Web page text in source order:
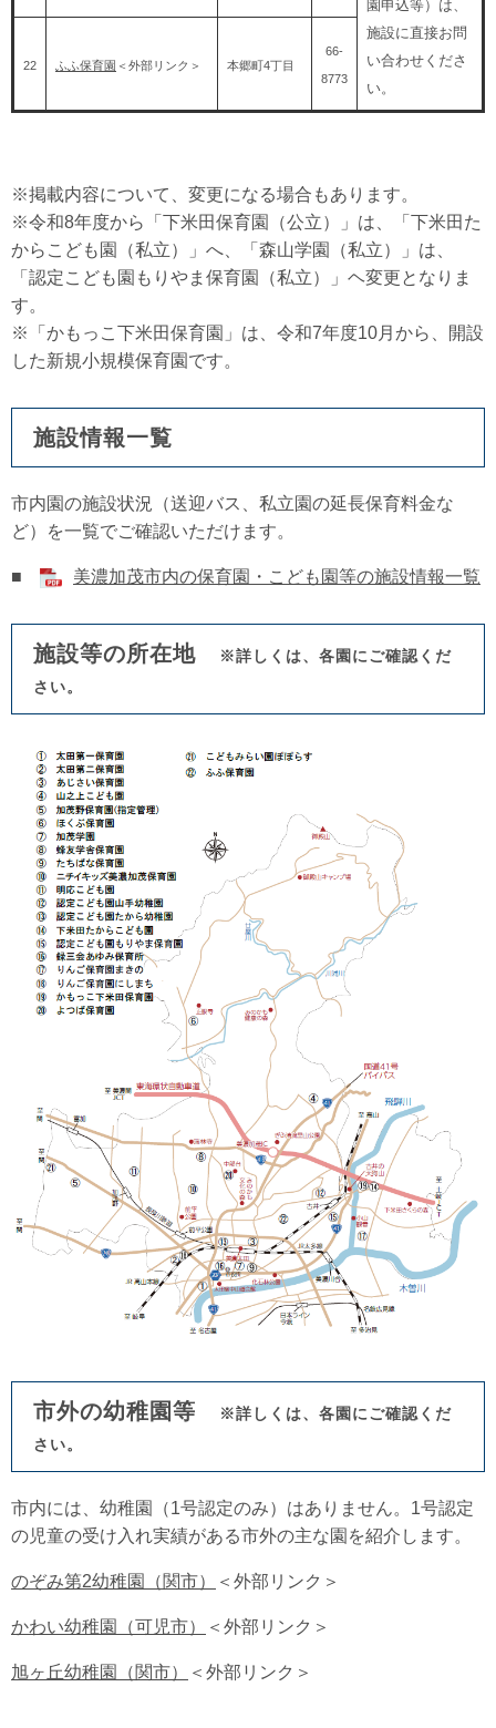
園申込等）は、
施設に直接お問
い合わせくださ
い。
22 ふふ保育園 ＜外部リンク＞ 本郷町4丁目
66-
8773
※掲載内容について、変更になる場合もあります。
※令和8年度から「下米田保育園（公立）」は、「下米田た
からこども園（私立）」へ、「森山学園（私立）」は、
「認定こども園もりやま保育園（私立）」ヘ変更となりま
す。
※「かもっこ下米田保育園」は、令和7年度10月から、開設
した新規小規模保育園です。
施設情報一覧
市内園の施設状況（送迎バス、私立園の延長保育料金な
ど）を一覧でご確認いただけます。
■ 美濃加茂市内の保育園・こども園等の施設情報一覧
施設等の所在地
※詳しくは、各園にご確認くだ
さい。
市外の幼稚園等
※詳しくは、各園にご確認くだ
さい。
市内には、幼稚園（1号認定のみ）はありません。1号認定
の児童の受け入れ実績がある市外の主な園を紹介します。
のぞみ第2幼稚園（関市） ＜外部リンク＞
かわい幼稚園（可児市） ＜外部リンク＞
旭ヶ丘幼稚園（関市） ＜外部リンク＞